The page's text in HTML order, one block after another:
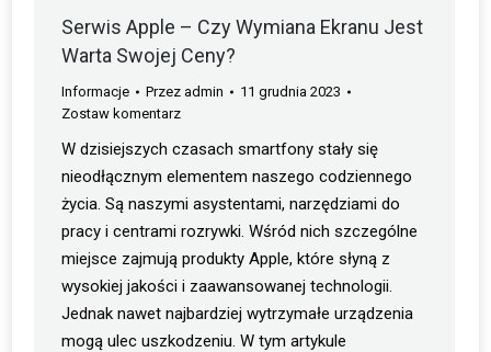
Serwis Apple – Czy Wymiana Ekranu Jest
Warta Swojej Ceny?
Informacje Przez admin
11 grudnia 2023
Zostaw komentarz
W dzisiejszych czasach smartfony stały się
nieodłącznym elementem naszego codziennego
życia. Są naszymi asystentami, narzędziami do
pracy i centrami rozrywki. Wśród nich szczególne
miejsce zajmują produkty Apple, które słyną z
wysokiej jakości i zaawansowanej technologii.
Jednak nawet najbardziej wytrzymałe urządzenia
mogą ulec uszkodzeniu. W tym artykule